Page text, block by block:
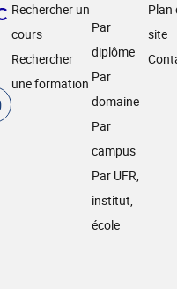
Rechercher un
cours
Rechercher
une formation
Par
diplôme
Par
domaine
Par
campus
Par UFR,
institut,
école
Plan
site